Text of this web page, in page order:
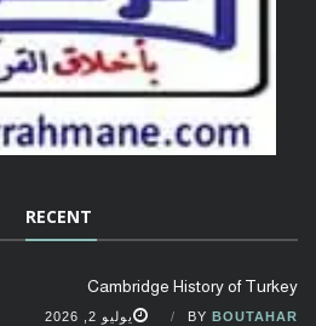
RECENT
Cambridge History of Turkey
BY BOUTAHAR يوليو 2, 2026